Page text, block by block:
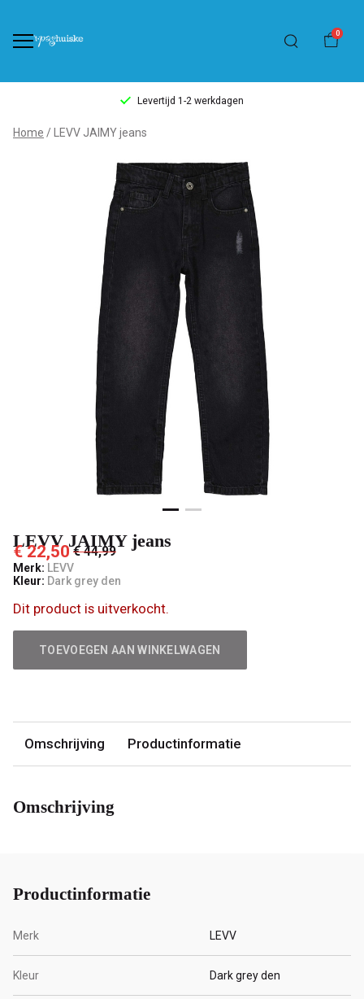
0
Levertijd 1-2 werkdagen
LEVV
Pashuiske
Home LEVV JAIMY jeans
LEVV JAIMY jeans
€ 22,50 € 44,99
Merk: LEVV
Kleur: Dark grey den
Dit product is uitverkocht.
TOEVOEGEN AAN WINKELWAGEN
Omschrijving Productinformatie
Omschrijving
Productinformatie
Merk LEVV
Kleur Dark grey den